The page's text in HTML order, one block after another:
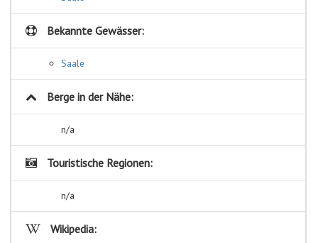
Bekannte Gewässer:
Saale
Berge in der Nähe:
n/a
Touristische Regionen:
n/a
Wikipedia: